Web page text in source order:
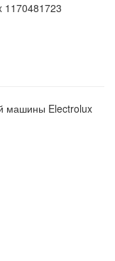
1170481723
машины Electrolux